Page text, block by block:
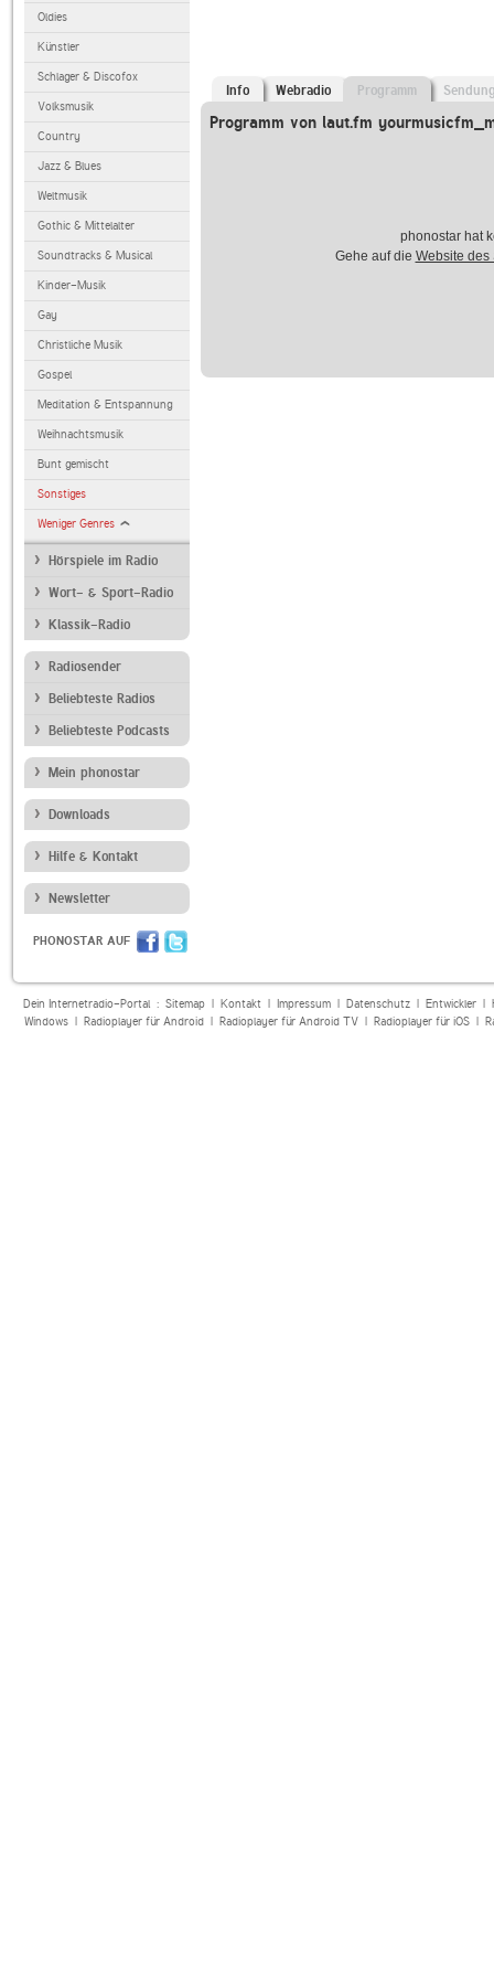
Oldies
Künstler
Schlager & Discofox
Volksmusik
Country
Jazz & Blues
Weltmusik
Gothic & Mittelalter
Soundtracks & Musical
Kinder-Musik
Gay
Christliche Musik
Gospel
Meditation & Entspannung
Weihnachtsmusik
Bunt gemischt
Sonstiges
Weniger Genres
Hörspiele im Radio
Wort- & Sport-Radio
Klassik-Radio
Radiosender
Beliebteste Radios
Beliebteste Podcasts
Mein phonostar
Downloads
Hilfe & Kontakt
Newsletter
PHONOSTAR AUF
Info Webradio Programm
Programm von laut.fm
phonostar hat
Gehe auf die Website des
Dein Internetradio-Portal : Sitemap| Kontakt| Impressum| Datenschutz| Entwickler|
Windows| Radioplayer für Android| Radioplayer für Android TV| Radioplayer für iOS|